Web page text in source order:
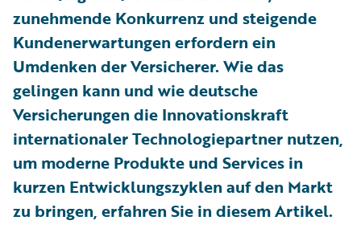
zunehmende Konkurrenz und steigende
Kundenerwartungen erfordern ein
Umdenken der Versicherer. Wie das
gelingen kann und wie deutsche
Versicherungen die Innovationskraft
internationaler Technologiepartner nutzen,
um moderne Produkte und Services in
kurzen Entwicklungszyklen auf den Markt
zu bringen, erfahren Sie in diesem Artikel.